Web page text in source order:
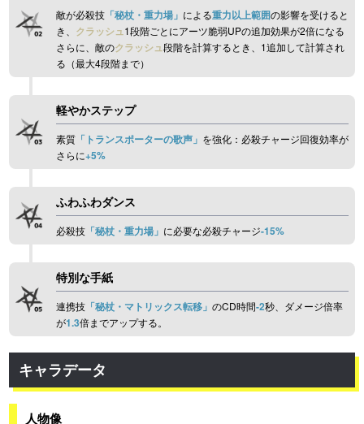
敵が必殺技 「秘杖・重力場」 による重力以上範囲の影響を受けると
き、 クラッシュ1段階ごとにアーツ脆弱UPの追加効果が2倍になる
さらに、敵のクラッシュ段階を計算するとき、1追加して計算され
る（最大4段階まで）
軽やかステップ
素質 「トランスポーターの歌声」 を強化：必殺チャージ回復効率が
さらに+5%
ふわふわダンス
必殺技 「秘杖・重力場」 に必要な必殺チャージ-15%
特別な手紙
連携技 「秘杖・マトリックス転移」 のCD時間-2秒、ダメージ倍率
が1.3倍までアップする。
キャラデータ
人物像